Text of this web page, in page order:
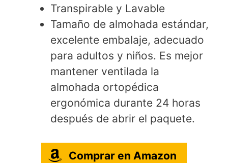
Transpirable y Lavable
Tamaño de almohada estándar,
excelente embalaje, adecuado
para adultos y niños. Es mejor
mantener ventilada la
almohada ortopédica
ergonómica durante 24 horas
después de abrir el paquete.
Comprar en Amazon